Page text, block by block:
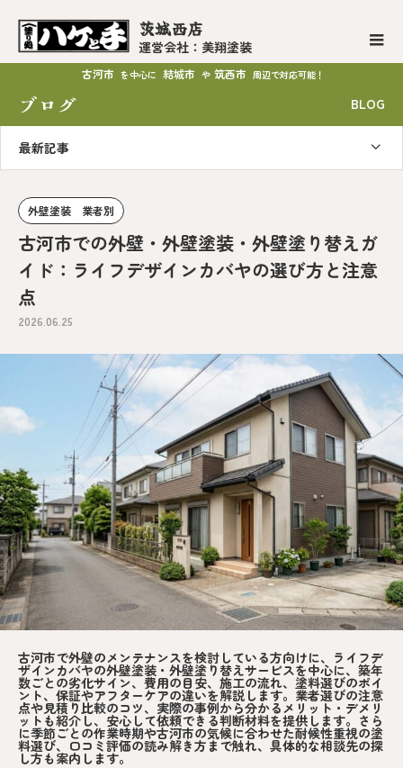
茨城西店
運営会社：美翔塗装
古河市 を中心に 結城市 や 筑西市 周辺で対応可能！
ブログ BLOG
最新記事
外壁塗装 業者別
古河市での外壁・外壁塗装・外壁塗り替えガ
イド：ライフデザインカバヤの選び方と注意
点
2026.06.25
古河市で外壁のメンテナンスを検討している方向けに、ライフデ
ザインカバヤの外壁塗装・外壁塗り替えサービスを中心に、築年
数ごとの劣化サイン、費用の目安、施工の流れ、塗料選びのポイ
ント、保証やアフターケアの違いを解説します。業者選びの注意
点や見積り比較のコツ、実際の事例から分かるメリット・デメリ
ットも紹介し、安心して依頼できる判断材料を提供します。さら
に季節ごとの作業時期や古河市の気候に合わせた耐候性重視の塗
料選び、口コミ評価の読み解き方まで触れ、具体的な相談先の探
し方も案内します。